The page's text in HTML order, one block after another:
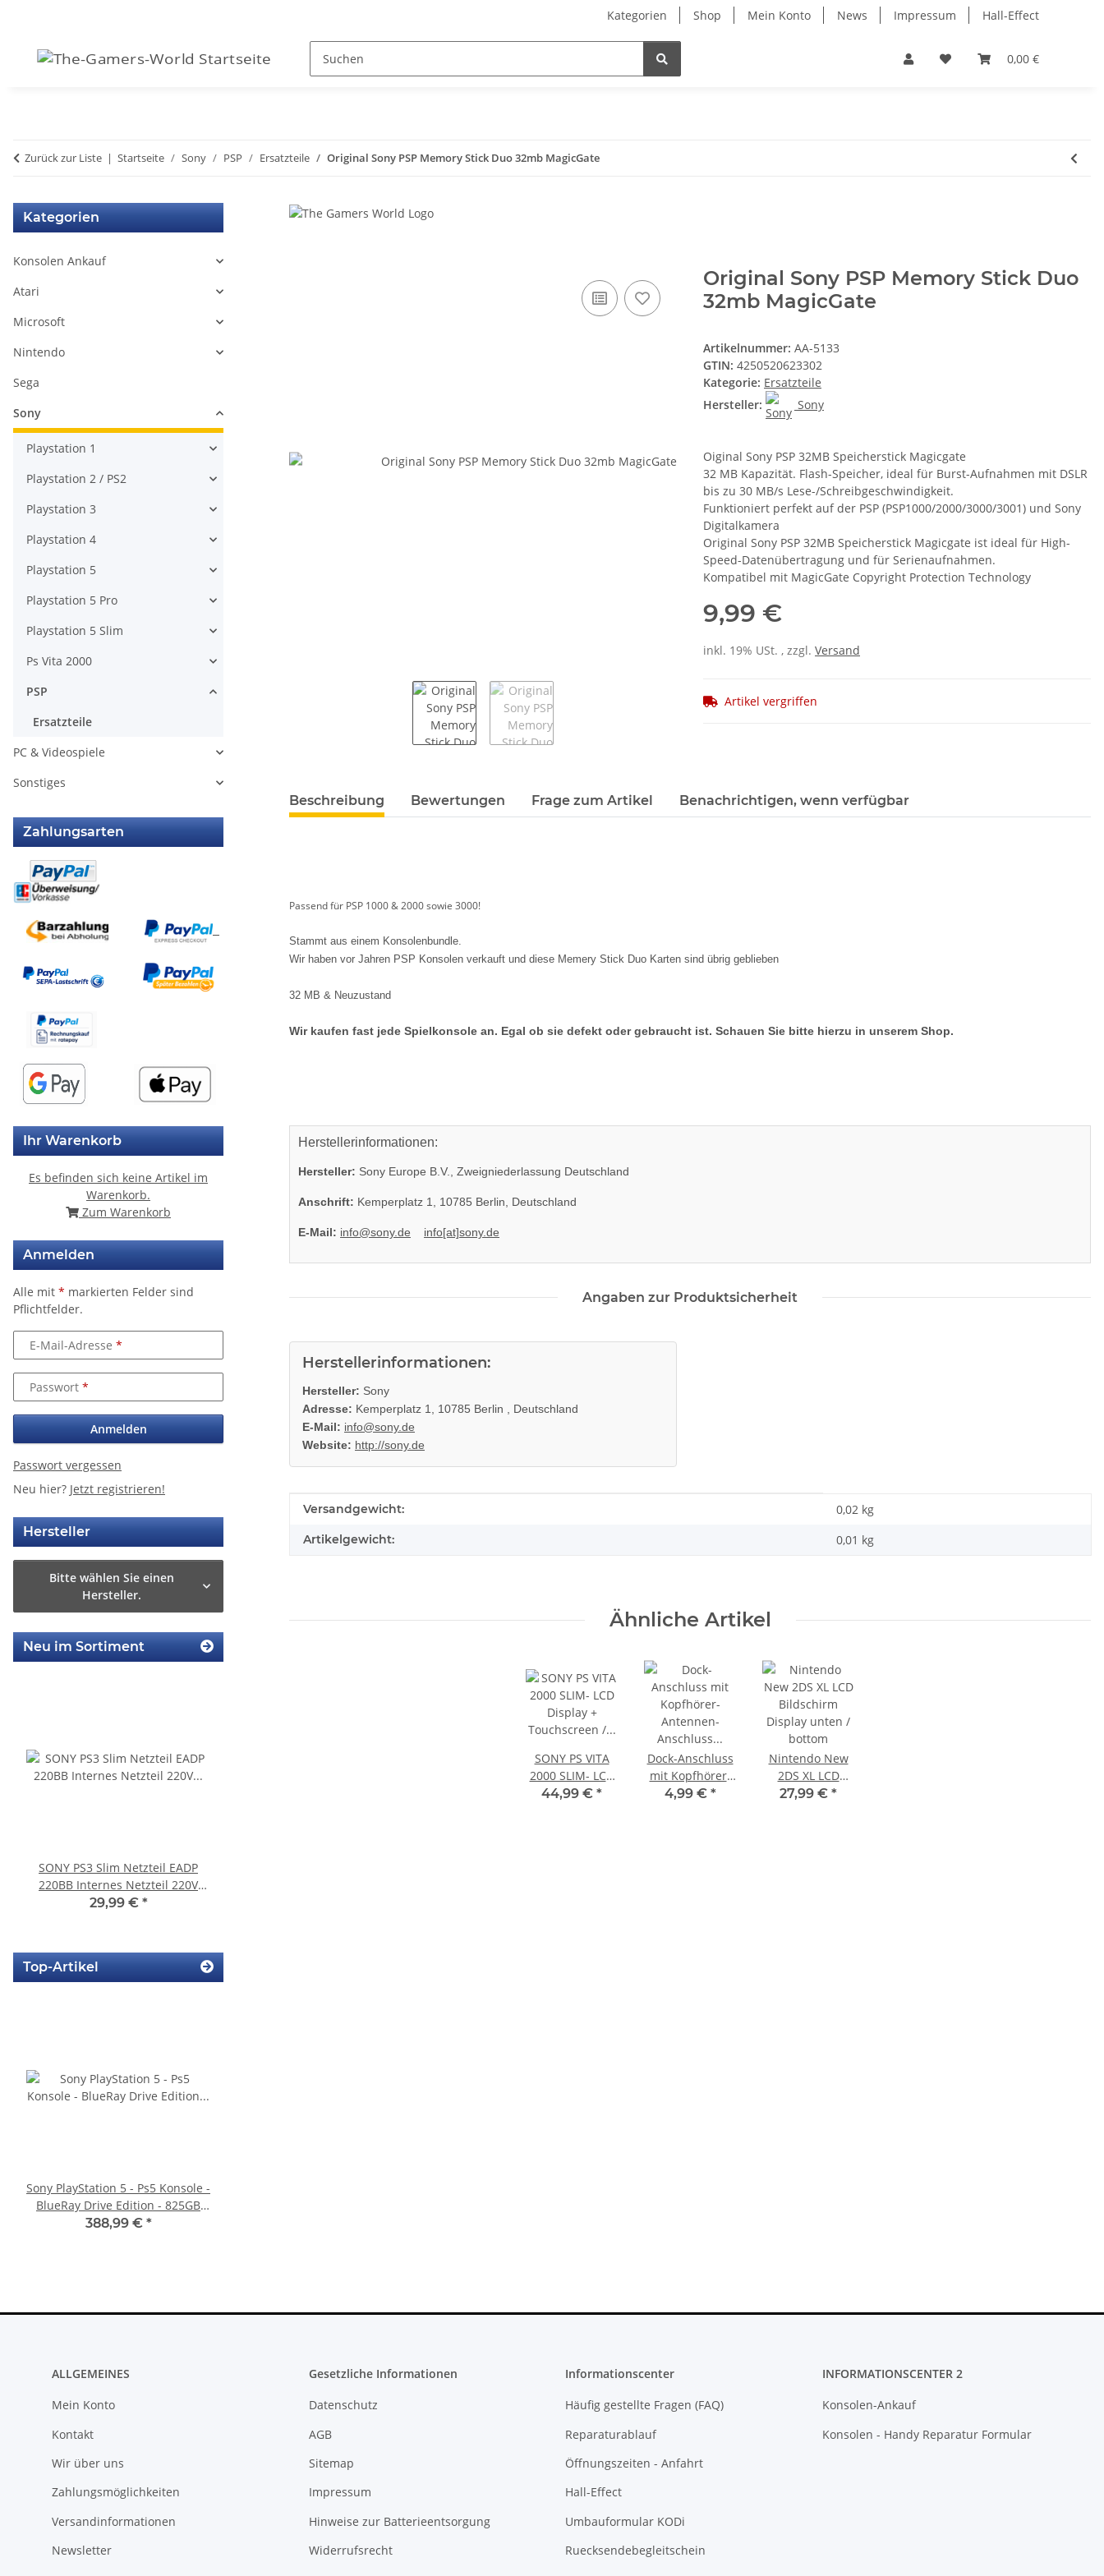
Kategorien Shop Mein Konto News Impressum Hall-Effect
0,00 €
Zurück zur Liste Startseite Sony PSP Ersatzteile Original Sony PSP Memory Stick Duo 32mb MagicGate
Original Sony PSP Memory Stick Duo
32mb MagicGate
Artikelnummer: AA-5133
GTIN: 4250520623302
Kategorie: Ersatzteile
Hersteller:
Sony
Oiginal Sony PSP 32MB Speicherstick Magicgate
32 MB Kapazität. Flash-Speicher, ideal für Burst-Aufnahmen mit DSLR
bis zu 30 MB/s Lese-/Schreibgeschwindigkeit.
Funktioniert perfekt auf der PSP (PSP1000/2000/3000/3001) und Sony
Digitalkamera
Original Sony PSP 32MB Speicherstick Magicgate ist ideal für High-
Speed-Datenübertragung und für Serienaufnahmen.
Kompatibel mit MagicGate Copyright Protection Technology
9,99 €
inkl. 19% USt. , zzgl. Versand
Artikel vergriffen
weitere Registerkarten anzeigen
Beschreibung Bewertungen Frage zum Artikel Benachrichtigen, wenn verfügbar
Passend für PSP 1000 & 2000 sowie 3000!
Stammt aus einem Konsolenbundle.
Wir haben vor Jahren PSP Konsolen verkauft und diese Memery Stick Duo Karten sind übrig geblieben
32 MB & Neuzustand
Wir kaufen fast jede Spielkonsole an. Egal ob sie defekt oder gebraucht ist. Schauen Sie bitte hierzu in unserem Shop.
Herstellerinformationen:
Hersteller: Sony Europe B.V., Zweigniederlassung Deutschland
Anschrift: Kemperplatz 1, 10785 Berlin, Deutschland
E-Mail: info@sony.de info[at]sony.de
Angaben zur Produktsicherheit
Herstellerinformationen:
Hersteller: Sony
Adresse: Kemperplatz 1, 10785 Berlin , Deutschland
E-Mail: info@sony.de
Website: http://sony.de
Produkteigenschaft
Wert
Versandgewicht: 0,02 kg
Artikelgewicht: 0,01 kg
Ähnliche Artikel
SONY PS VITA
2000 SLIM- LCD
Display +
44,99 € *
Dock-Anschluss
mit Kopfhörer-
Antennen-
4,99 € *
Nintendo New
2DS XL LCD
Bildschirm
27,99 € *
Kategorien
Konsolen Ankauf
Atari
Microsoft
Nintendo
Sega
Sony
Playstation 1
Playstation 2 / PS2
Playstation 3
Playstation 4
Playstation 5
Playstation 5 Pro
Playstation 5 Slim
Ps Vita 2000
PSP
Ersatzteile
PC & Videospiele
Sonstiges
Zahlungsarten
Ihr Warenkorb
Es befinden sich keine Artikel im
Warenkorb.
Zum Warenkorb
Anmelden
Alle mit * markierten Felder sind
Pflichtfelder.
E-Mail-Adresse
Passwort
Anmelden
Passwort vergessen
Neu hier? Jetzt registrieren!
Hersteller
Bitte wählen Sie einen
Hersteller.
Neu im Sortiment
SONY PS3 Slim Netzteil EADP
220BB Internes Netzteil 220V
gebraucht
29,99 € *
Top-Artikel
Sony PlayStation 5 - Ps5 Konsole -
BlueRay Drive Edition - 825GB
CFI-1216A gebraucht
388,99 € *
ALLGEMEINES
Mein Konto
Kontakt
Wir über uns
Zahlungsmöglichkeiten
Versandinformationen
Newsletter
Gesetzliche Informationen
Datenschutz
AGB
Sitemap
Impressum
Hinweise zur Batterieentsorgung
Widerrufsrecht
Informationscenter
Häufig gestellte Fragen (FAQ)
Reparaturablauf
Öffnungszeiten - Anfahrt
Hall-Effect
Umbauformular KODi
Ruecksendebegleitschein
INFORMATIONSCENTER 2
Konsolen-Ankauf
Konsolen - Handy Reparatur Formular